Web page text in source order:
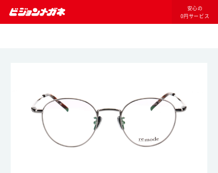
安心の
0円サービス